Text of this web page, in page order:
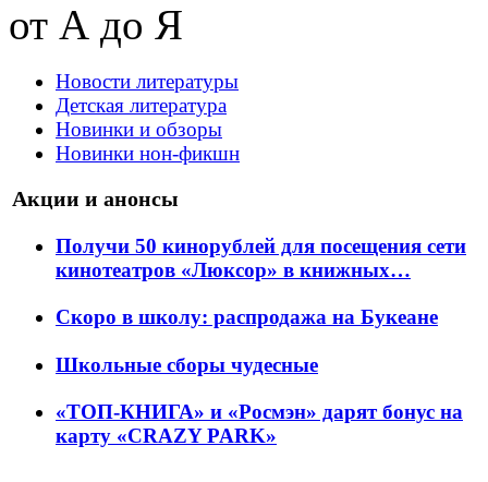
от А до Я
Новости литературы
Детская литература
Новинки и обзоры
Новинки нон-фикшн
Акции и анонсы
Получи 50 кинорублей для посещения сети
кинотеатров «Люксор» в книжных…
Скоро в школу: распродажа на Букеане
Школьные сборы чудесные
«ТОП-КНИГА» и «Росмэн» дарят бонус на
карту «CRAZY PARK»